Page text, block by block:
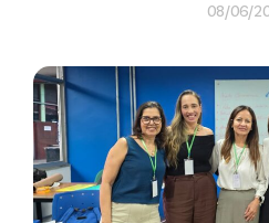
08/06/